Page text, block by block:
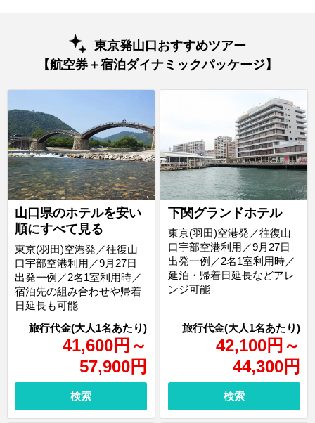
東京発山口おすすめツアー
【航空券＋宿泊ダイナミックパッケージ】
山口県のホテルを安い
順にすべて見る
41,600円 ～
57,900円
東京(羽田)空港発／往復山
口宇部空港利用／9月27日
出発一例／2名1室利用時／
宿泊先の組み合わせや帰着
日延長も可能
検索
下関グランドホテル
42,100円 ～
44,300円
東京(羽田)空港発／往復山
口宇部空港利用／9月27日
出発一例／2名1室利用時／
延泊・帰着日延長などアレ
ンジ可能
検索